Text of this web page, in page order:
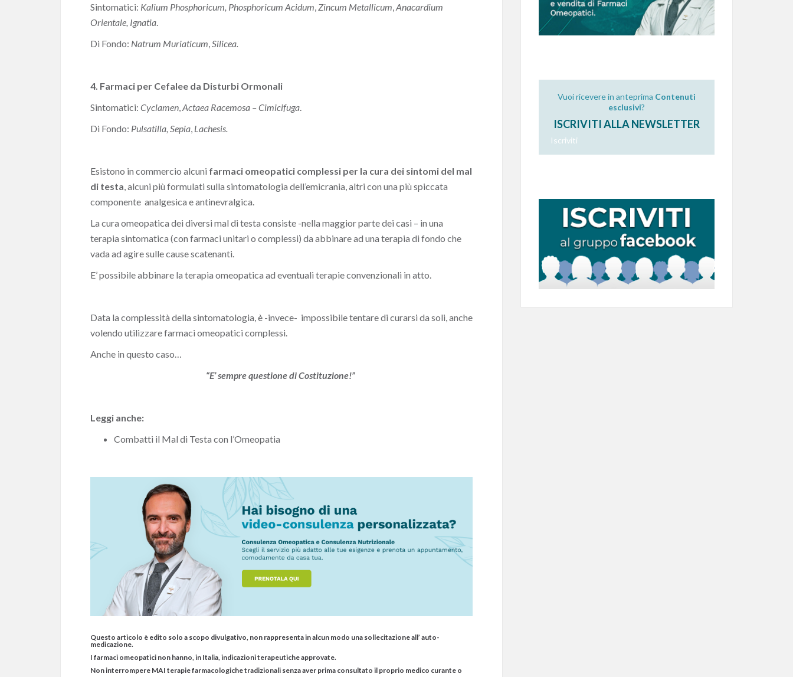
Sintomatici: Kalium Phosphoricum Phosphoricum Acidum Zincum Metallicum Anacardium
Orientale Ignatia
Di Fondo: Natrum Muriaticum Silicea.
4. Farmaci per Cefalee da Disturbi Ormonali
Sintomatici: Cyclamen Actaea Racemosa – Cimicifuga
Di Fondo: Pulsatilla, Sepia Lachesis
Esistono in commercio alcuni farmaci omeopatici complessi per la cura dei sintomi del mal
di testa , alcuni più formulati sulla sintomatologia dell’emicrania, altri con una più spiccata
componente analgesica e antinevralgica.
La cura omeopatica dei diversi mal di testa consiste -nella maggior parte dei casi – in una
terapia sintomatica (con farmaci unitari o complessi) da abbinare ad una terapia di fondo che
vada ad agire sulle cause scatenanti.
E’ possibile abbinare la terapia omeopatica ad eventuali terapie convenzionali in atto.
Data la complessità della sintomatologia, è -invece- impossibile tentare di curarsi da soli, anche
volendo utilizzare farmaci omeopatici complessi.
Anche in questo caso…
“E’ sempre questione di Costituzione!”
Leggi anche:
Combatti il Mal di Testa con l’Omeopatia
Questo articolo è edito solo a scopo divulgativo, non rappresenta in alcun modo una sollecitazione all’ auto-
medicazione.
I farmaci omeopatici non hanno, in Italia, indicazioni terapeutiche approvate.
Non interrompere MAI terapie farmacologiche tradizionali senza aver prima consultato il proprio medico curante o
Vuoi ricevere in anteprima Contenuti
esclusivi?
ISCRIVITI ALLA NEWSLETTER
Iscriviti